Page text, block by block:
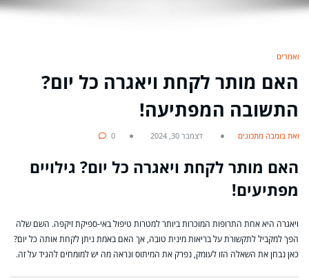
מאמרים
האם מותר לקחת ויאגרה כל יום?
התשובה המפתיעה!
מאת בומבה מתכונים דצמבר 30, 2024 0
האם מותר לקחת ויאגרה כל יום? גילויים
מפתיעים!
ויאגרה היא אחת התרופות המוכרות ביותר למטרות טיפול באי-ספיקת זיקפה. השם שלה
הפך למקביל לתקשורת על בריאות מינית טובה, אך האם באמת ניתן לקחת אותה כל יום?
כאן נבחן את השאלה הזו לעומק, נפרק את המיתוס ונראה מה יש למומחים להגיד על זה.